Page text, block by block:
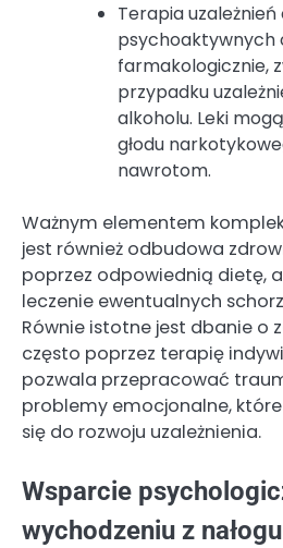
Terapia
psychoaktywnych
farmakologicznie,
przypadku
alkoholu. Leki
głodu
nawrotom.
Ważnym elementem
jest również odbudowa
poprzez odpowiednią dietę,
leczenie ewentualnych
Równie istotne jest dbanie o
często poprzez terapię
pozwala przepracować
problemy emocjonalne,
się do rozwoju uzależnienia.
Wsparcie
wychodzeniu z nałogu